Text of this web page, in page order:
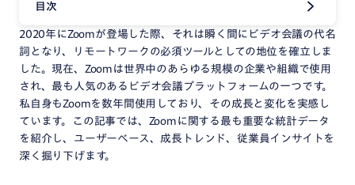
目次
2020年にZoomが登場した際、それは瞬く間にビデオ会議の代名
詞となり、リモートワークの必須ツールとしての地位を確立しま
した。現在、Zoomは世界中のあらゆる規模の企業や組織で使用
され、最も人気のあるビデオ会議プラットフォームの一つです。
私自身もZoomを数年間使用しており、その成長と変化を実感し
ています。この記事では、Zoomに関する最も重要な統計データ
を紹介し、ユーザーベース、成長トレンド、従業員インサイトを
深く掘り下げます。